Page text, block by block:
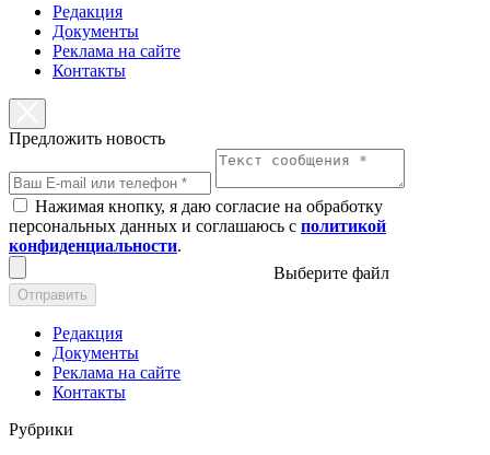
Редакция
Документы
Реклама на сайте
Контакты
Предложить новость
Нажимая кнопку, я даю согласие на обработку
персональных данных и соглашаюсь с политикой
конфиденциальности.
Выберите файл
Отправить
Редакция
Документы
Реклама на сайте
Контакты
Рубрики